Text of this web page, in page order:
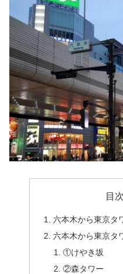
目次
六本木から東京タ
六本木から東京タ
①けやき坂
②森タワー